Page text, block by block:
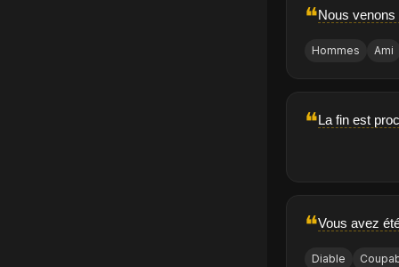
❝Nous
Hommes Ami
❝La fin est
❝Vous avez
Diable